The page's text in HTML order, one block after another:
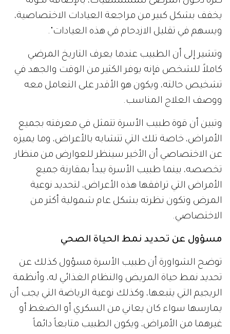
يخفف بشكل كبير من مراجعة العيادات الاختصاصية،
ويسهم في تقليل الازدحام في هذه العيادات".
وتشير إلى أن الطبيب عندما يعرف التاريخ المرضي
كاملاً للشخص فإنه يوفر الكثير من الوقت والجهد في
تشخيص حالته، ويكون هو الأقدر على التعامل معه
ووصف العلاج المناسب.
وتبين أن قوة طبيب الأسرة تتمثل في معرفته بجميع
الأمراض، خاصة تلك التي تتشابه بالأعراض، وما يميزه
عن الاختصاصي أن الأخير سينظر للعوارض من منظار
تخصصه، بينما طبيب الأسرة يبدأ بمقارنة جميع
الأمراض التي ترافقها هذه الأعراض، لتحديد نوعية
المرض وتكون نظرته بشكل عام شمولية أكثر من
الاختصاصي.
مسؤول عن تحديد نمط الحياة الصحي
توضح الشواورة أن طبيب الأسرة مسؤول كذلك عن
تحديد نمط حياة المريض والنظام الغذائي له، وأنظمة
الريجيم التي يتبعها، وكذلك نوعية الرياضة التي يجب أن
يمارسها سواء كان يعاني من السكري أو الضغط أو
غيرهما من الأمراض، ويكون الطبيب متابعاً دائماً